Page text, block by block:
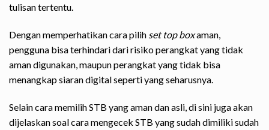
tulisan tertentu.
Dengan memperhatikan cara pilih set top boxaman,
pengguna bisa terhindari dari risiko perangkat yang tidak
aman digunakan, maupun perangkat yang tidak bisa
menangkap siaran digital seperti yang seharusnya.
Selain cara memilih STB yang aman dan asli, di sini juga akan
dijelaskan soal cara mengecek STB yang sudah dimiliki sudah